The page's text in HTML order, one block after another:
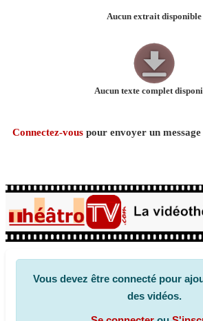
Aucun extrait disponible
Aucun texte complet
Connectez-vous pour envoyer un
Vous devez être connecté pour
des vidéos.